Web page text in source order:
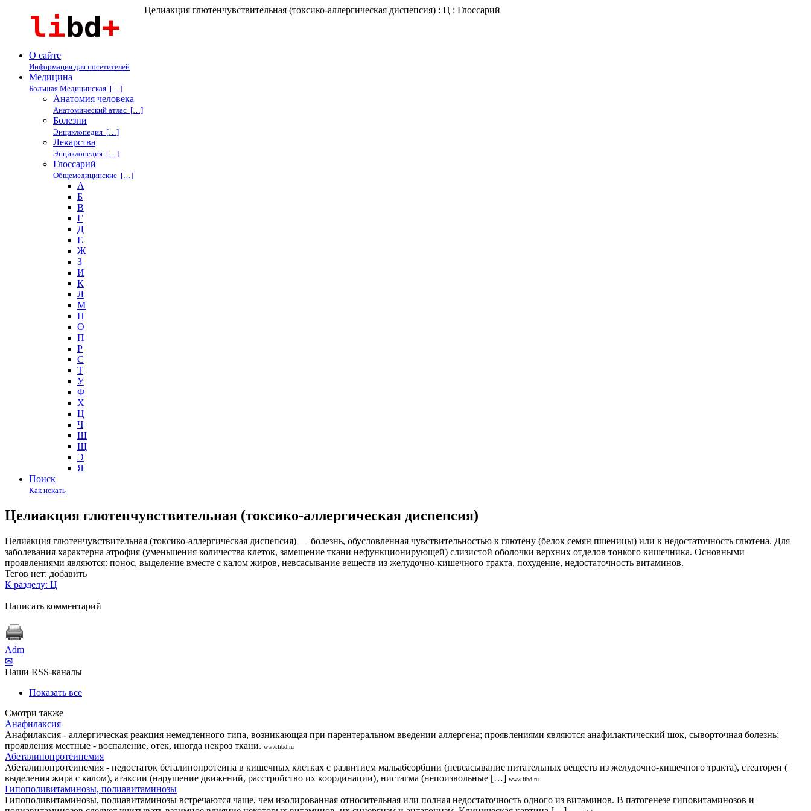
Целиакция глютенчувствительная (токсико-аллергическая диспепсия) : Ц : Глоссарий
О сайте
Информация для посетителей
Медицина
Большая Медицинская […]
Анатомия человека
Анатомический атлас […]
Болезни
Энциклопедия […]
Лекарства
Энциклопедия […]
Глоссарий
Общемедицинские […]
А
Б
В
Г
Д
Е
Ж
З
И
К
Л
М
Н
О
П
Р
С
Т
У
Ф
Х
Ц
Ч
Ш
Щ
Э
Я
Поиск
Как искать
Целиакция глютенчувствительная (токсико-аллергическая диспепсия)
Целиакция глютенчувствительная (токсико-аллергическая диспепсия) — болезнь, обусловленная чувствительностью к глютену (белок семян пшеницы) или к недостаточность глютена. Для
заболевания характерна атрофия (уменьшения количества клеток, замещение ткани нефункционирующей) слизистой оболочки верхних отделов тонкого кишечника. Основными
проявлениями являются: понос, выделение вместе с калом жиров, невсасывание веществ из желудочно-кишечного тракта, похудение, недостаточность витаминов.
Тегов нет: добавить
К разделу: Ц
Написать комментарий
Adm
✉
Наши RSS-каналы
Показать все
Смотри также
Анафилаксия
Анафилаксия - аллергическая реакция немедленного типа, возникающая при парентеральном введении аллергена; проявлениями являются анафилактический шок, сыворточная болезнь;
проявления местные - воспаление, отек, иногда некроз ткани. www.libd.ru
Абеталипопротеинемия
Абеталипопротеинемия - недостаток беталипопротеина в кишечных клетках с развитием мальабсорбции (невсасывание питательных веществ из желудочно-кишечного тракта), стеатореи (
выделения жира с калом), атаксии (нарушение движений, расстройство их координации), нистагма (непоизвольные […] www.libd.ru
Гипополивитаминозы, полиавитаминозы
Гипополивитаминозы, полиавитаминозы встречаются чаще, чем изолированная относительная или полная недостаточность одного из витаминов. В патогенезе гиповитаминозов и